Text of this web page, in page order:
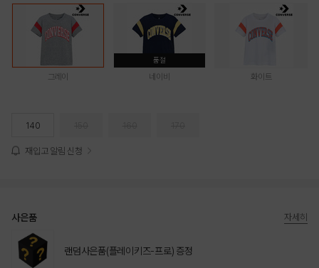
그레이
품절
네이비 화이트
140
재입고 알림 신청
사은품
랜덤사은품(플레이키즈-프로) 증정
자세히